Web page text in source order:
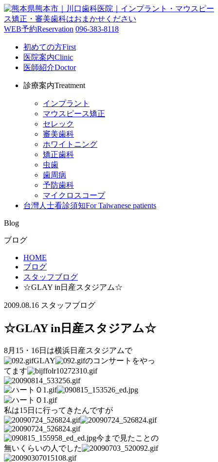
WEB予約Reservation 096-383-8118
初めての方First
医院案内Clinic
医師紹介Doctor
診療案内Treatment
インプラント
マウスピース矯正
セレック
審美歯科
ホワイトニング
矯正歯科
虫歯
歯周病
予防歯科
マイクロスコープ
台灣人士看診須知For Taiwanese patients
Blog
ブログ
HOME
ブログ
スタッフブログ
☆GLAY in日産スタジアム☆
2009.08.16 スタッフブログ
☆GLAY in日産スタジアム☆
8月15・16日は横浜日産スタジアムで
GLAY
のコンサートをやっ
てます
私は15日に行ってきたんですが
今まで見たことの
無いくらいの人でした